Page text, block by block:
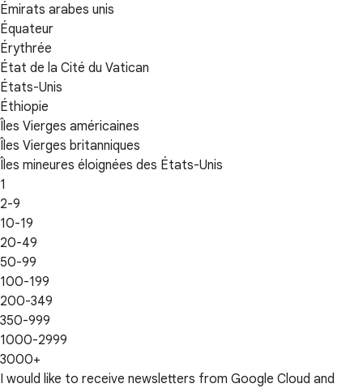
Émirats arabes unis
Équateur
Érythrée
État de la Cité du Vatican
États-Unis
Éthiopie
Îles Vierges américaines
Îles Vierges britanniques
Îles mineures éloignées des États-Unis
1
2-9
10-19
20-49
50-99
100-199
200-349
350-999
1000-2999
3000+
I would like to receive newsletters from Google Cloud and